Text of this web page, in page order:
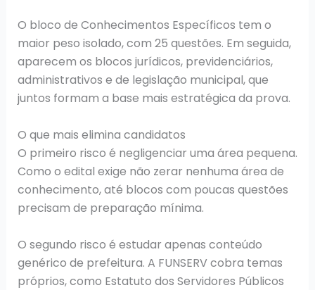
O bloco de Conhecimentos Específicos tem o
maior peso isolado, com 25 questões. Em seguida,
aparecem os blocos jurídicos, previdenciários,
administrativos e de legislação municipal, que
juntos formam a base mais estratégica da prova.
O que mais elimina candidatos
O primeiro risco é negligenciar uma área pequena.
Como o edital exige não zerar nenhuma área de
conhecimento, até blocos com poucas questões
precisam de preparação mínima.
O segundo risco é estudar apenas conteúdo
genérico de prefeitura. A FUNSERV cobra temas
próprios, como Estatuto dos Servidores Públicos